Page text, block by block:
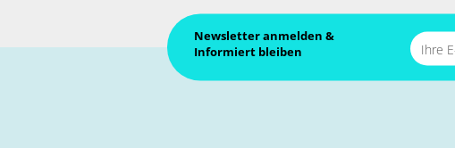
Newsletter anmelden &
Informiert bleiben